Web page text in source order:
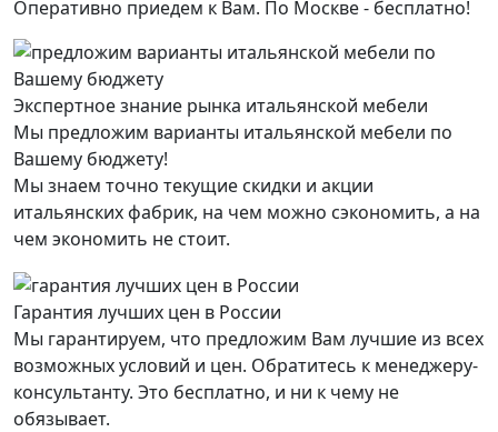
Оперативно приедем к Вам. По Москве - бесплатно!
Экспертное знание рынка итальянской мебели
Мы предложим варианты итальянской мебели по
Вашему бюджету!
Мы знаем точно текущие скидки и акции
итальянских фабрик, на чем можно сэкономить, а на
чем экономить не стоит.
Гарантия лучших цен в России
Мы гарантируем, что предложим Вам лучшие из всех
возможных условий и цен. Обратитесь к менеджеру-
консультанту. Это бесплатно, и ни к чему не
обязывает.